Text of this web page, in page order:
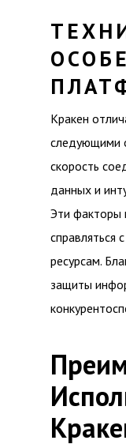
Кракен
следующими
скорость
данных и
Эти факторы
справляться
ресурсам.
защиты